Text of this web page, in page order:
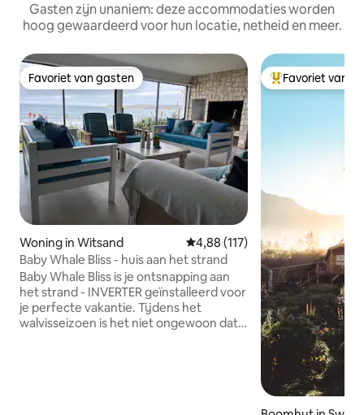
Gasten zijn unaniem: deze accommodaties worden
hoog gewaardeerd voor hun locatie, netheid en meer.
Favoriet van gasten
Favoriet van gasten
Woning in Witsand Gemiddelde beoordeling van
4,88 (117)
Baby Whale Bliss - huis aan het strand
Baby Whale Bliss is je ontsnapping aan
het strand - INVERTER geïnstalleerd voor
je perfecte vakantie. Tijdens het
walvisseizoen is het niet ongewoon dat
Topfavoriet van
Favoriet van